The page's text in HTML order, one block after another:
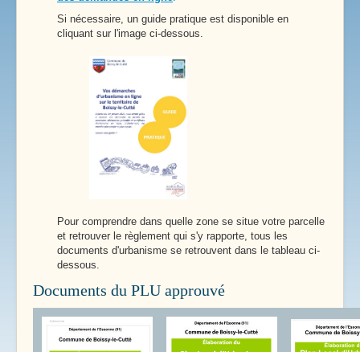
Si nécessaire, un guide pratique est disponible en
cliquant sur l'image ci-dessous.
Pour comprendre dans quelle zone se situe votre parcelle
et retrouver le règlement qui s'y rapporte, tous les
documents d'urbanisme se retrouvent dans le tableau ci-
dessous.
Documents du PLU approuvé